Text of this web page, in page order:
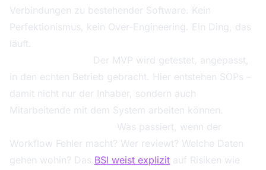
Verbindungen zu bestehender Software. Kein
Perfektionismus, kein Over-Engineering. Ein Ding, das
läuft.
Der MVP wird getestet, angepasst,
in den echten Betrieb gebracht. Hier entstehen SOPs –
damit nicht nur der Inhaber, sondern auch
Mitarbeitende mit dem System arbeiten können.
Was passiert, wenn der
Workflow Fehler macht? Wer reviewt? Welche Daten
gehen wohin? Das BSI weist explizit auf Risiken wie